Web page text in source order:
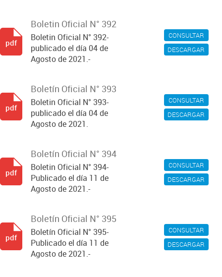
CONSULTAR
DESCARGAR
Boletin Oficial N° 392
Boletin Oficial N° 392-
publicado el día 04 de
Agosto de 2021.-
pdf
CONSULTAR
DESCARGAR
Boletín Oficial N° 393
Boletin Oficial N° 393-
publicado el día 04 de
Agosto de 2021.
pdf
CONSULTAR
DESCARGAR
Boletín Oficial N° 394
Boletin Oficial N° 394-
Publicado el día 11 de
Agosto de 2021.-
pdf
CONSULTAR
DESCARGAR
Boletín Oficial N° 395
Boletín Oficial N° 395-
Publicado el día 11 de
Agosto de 2021.-
pdf